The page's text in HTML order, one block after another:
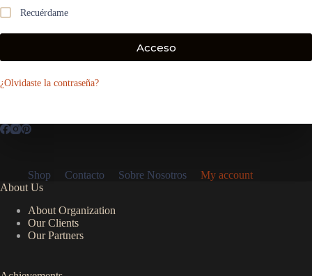
Recuérdame
Acceso
¿Olvidaste la contraseña?
Shop Contacto Sobre Nosotros
My account
About Us
About Organization
Our Clients
Our Partners